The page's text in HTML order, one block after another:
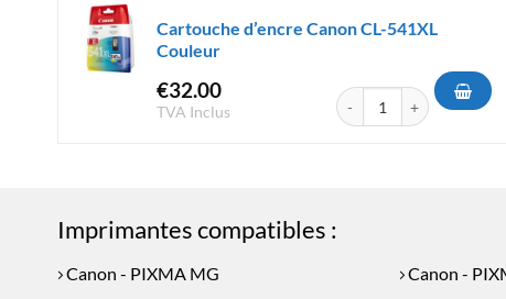
Cartouche d’encre Canon CL-541XL
Couleur
€32.00
TVA Inclus
quantité de Cartouche
Imprimantes compatibles :
Canon - PIXMA MG Canon -